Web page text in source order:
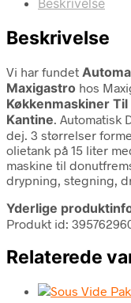
Beskrivelse
Beskrivelse
Vi har fundet
Maxigastro hos
Køkkenmaskiner
Kantine. Automatisk
dej. 3 størrelser
olietank på 15 liter
maskine til
drypning, stegning,
Yderlige
Produkt id:
Relaterede